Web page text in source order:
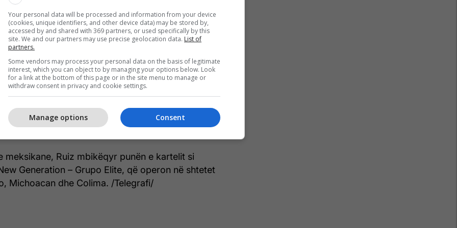
shfaqin të rriturit dhe fëmijët duke pritur në
rrugës, derisa lideri i grupit Ricardo Ruiz ishte
dhe shpërndante dhurata.
në video duke mbështetur prezencën e burrave
e qytetit meksikan.
Ricardo Ruizit. Po thonë se ai nuk jep asgjë,
nuk po e bën të njëjtën gjë, apo thjesht nuk
meksikane, Ruiz mbikëqyr punën e kartelit si
Generation – Grupo Elite, që operon në shtetet
Michoacan dhe Colima. /Telegrafi/
Your personal data will be processed and information from your device
(cookies, unique identifiers, and other device data) may be stored by,
accessed by and shared with 369 partners, or used specifically by this
site. We and our partners may use precise geolocation data. List of
partners.
Some vendors may process your personal data on the basis of legitimate
interest, which you can object to by managing your options below. Look
for a link at the bottom of this page or in the site menu to manage or
withdraw consent in privacy and cookie settings.
Consent
Manage options